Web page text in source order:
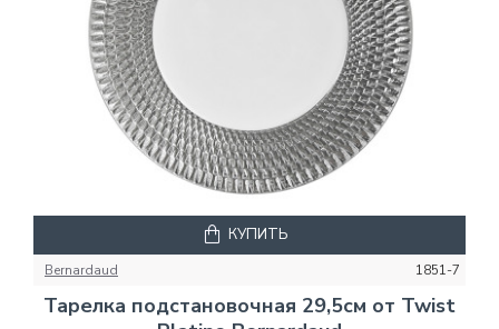
Bernardaud 1851-7
Тарелка подстановочная 29,5см от Twist
КУПИТЬ